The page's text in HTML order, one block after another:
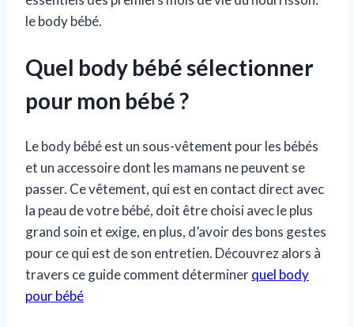
le body bébé.
Quel body bébé sélectionner
pour mon bébé ?
Le body bébé est un sous-vêtement pour les bébés
et un accessoire dont les mamans ne peuvent se
passer. Ce vêtement, qui est en contact direct avec
la peau de votre bébé, doit être choisi avec le plus
grand soin et exige, en plus, d’avoir des bons gestes
pour ce qui est de son entretien. Découvrez alors à
travers ce guide comment déterminerquel body
pour bébé